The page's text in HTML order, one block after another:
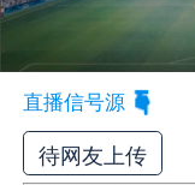
直播信号源
待网友上传